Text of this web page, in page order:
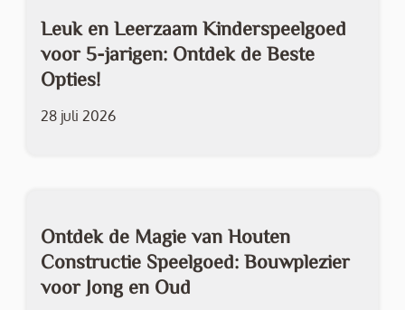
Leuk en Leerzaam Kinderspeelgoed
voor 5-jarigen: Ontdek de Beste
Opties!
28 juli 2026
Ontdek de Magie van Houten
Constructie Speelgoed: Bouwplezier
voor Jong en Oud